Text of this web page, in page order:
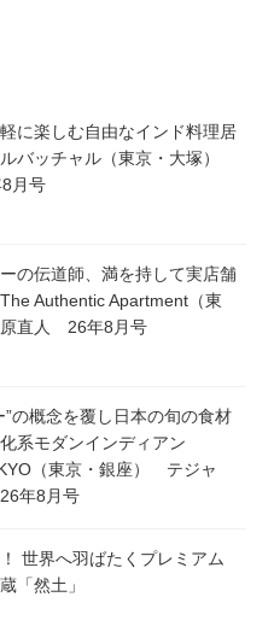
に楽しむ自由なインド料理居
バッチャル（東京・大塚）
月号
の伝道師、満を持して実店舗
Authentic Apartment（東
直人 26年8月号
”の概念を覆し日本の旬の食材
系モダンインディアン
（東京・銀座） テジャ
年8月号
世界へ羽ばたくプレミアム
「然土」